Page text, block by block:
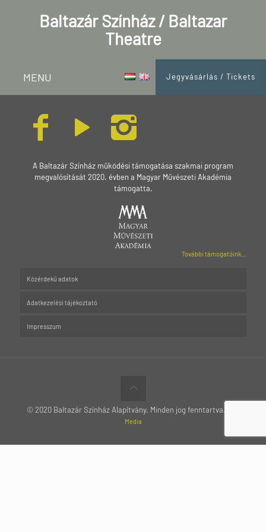
Baltazár Színház / Baltazar
Theatre
MENU Jegyvásárlás / Tickets
A Baltazár Színház működési támogatása szakmai program
megvalósítását 2020. évben a Magyar Művészeti Akadémia
támogatta.
További támogatóink...
Közérdekű adatok
Adatkezelési tájékoztató
Impresszum
© 2020 Baltazár Színház Alapítvány. Minden jog fenntartva.
Media